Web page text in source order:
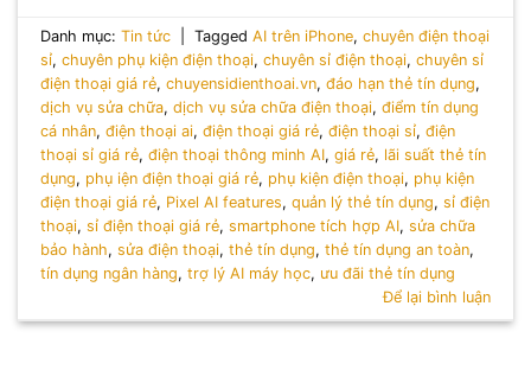
Danh mục:Tin tức TaggedAI trên iPhone,chuyên điện thoại
sỉ,chuyên phụ kiện điện thoại,chuyên sỉ điện thoại,chuyên sỉ
điện thoại giá rẻ,chuyensidienthoai.vn,đáo hạn thẻ tín dụng,
dịch vụ sửa chữa,dịch vụ sửa chữa điện thoại,điểm tín dụng
cá nhân,điện thoại ai,điện thoại giá rẻ,điện thoại sỉ,điện
thoại sỉ giá rẻ,điện thoại thông minh AI,giá rẻ, lãi suất thẻ tín
dụng, phụ iện điện thoại giá rẻ, phụ kiện điện thoại, phụ kiện
điện thoại giá rẻ, Pixel AI features,quản lý thẻ tín dụng,sỉ điện
thoại,sỉ điện thoại giá rẻ,smartphone tích hợp AI,sửa chữa
bảo hành,sửa điện thoại,thẻ tín dụng,thẻ tín dụng an toàn,
tín dụng ngân hàng,trợ lý AI máy học, ưu đãi thẻ tín dụng
Để lại bình luận